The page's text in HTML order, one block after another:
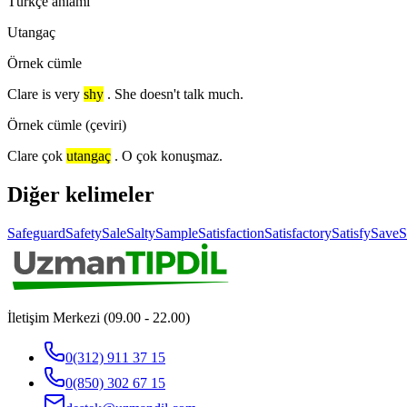
Utangaç
Örnek cümle
Clare is very shy . She doesn't talk much.
Örnek cümle (çeviri)
Clare çok utangaç . O çok konuşmaz.
Diğer kelimeler
SafeguardSafetySaleSaltySampleSatisfactionSatisfactorySatisfySave
İletişim Merkezi (09.00 - 22.00)
0(312) 911 37 15
0(850) 302 67 15